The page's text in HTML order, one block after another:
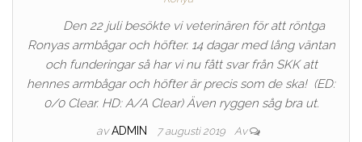
Den 22 juli besökte vi veterinären för att röntga
Ronyas armbågar och höfter. 14 dagar med lång väntan
och funderingar så har vi nu fått svar från SKK att
hennes armbågar och höfter är precis som de ska! (ED:
0/0 Clear. HD: A/A Clear) Även ryggen såg bra ut.
av ADMIN 7 augusti 2019 Av